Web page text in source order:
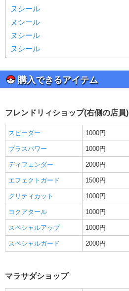
ヌシール
ヌシール
ヌシール
ヌシール
購入できるアイテム
フレンドリィショップ(右側の店員)
スピーダー 1000円
プラスパワー 1000円
ディフェンダー 2000円
エフェクトガード 1500円
クリティカット 1000円
ヨクアタール 1000円
スペシャルアップ 1000円
スペシャルガード 2000円
マラサダショップ